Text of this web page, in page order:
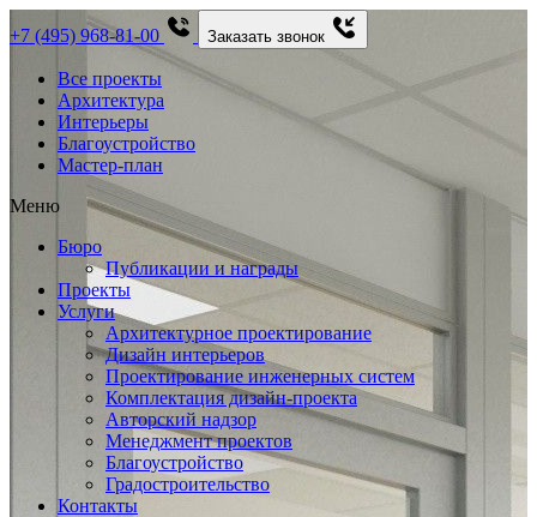
+7 (495) 968-81-00 Заказать звонок
Все проекты
Архитектура
Интерьеры
Благоустройство
Мастер-план
Меню
Бюро
Публикации и награды
Проекты
Услуги
Архитектурное проектирование
Дизайн интерьеров
Проектирование инженерных систем
Комплектация дизайн-проекта
Авторский надзор
Менеджмент проектов
Благоустройство
Градостроительство
Контакты